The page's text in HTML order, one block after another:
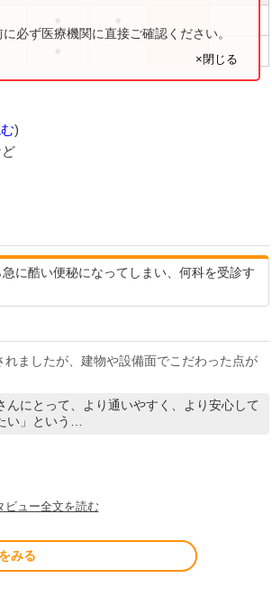
必ず医療機関に直接ご確認ください。
×閉じる
)
に酷い便秘になってしまい、何科を受診す
ましたが、建物や設備面でこだわった点が
んにとって、より通いやすく、より安心して
い」という…
ビュー全文を読む
みる